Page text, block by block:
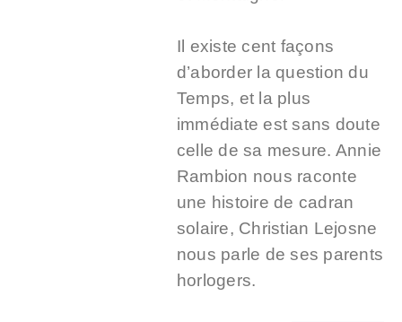
Il existe cent façons
d’aborder la question du
Temps, et la plus
immédiate est sans doute
celle de sa mesure. Annie
Rambion nous raconte
une histoire de cadran
solaire, Christian Lejosne
nous parle de ses parents
horlogers.